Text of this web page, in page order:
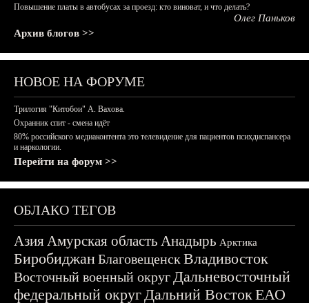
Повышение платы в автобусах за проезд: кто виноват, и что делать?
Олег Паньков
Архив блогов >>
НОВОЕ НА ФОРУМЕ
Трилогия "Китобои" А. Вахова.
Охранник спит - смена идёт
80% российского медиаконтента это телевидение для пациентов психдиспансера
и наркологии.
Перейти на форум >>
ОБЛАКО ТЕГОВ
АзияАмурская область Анадырь Арктика
БиробиджанБлаговещенскВладивосток
Восточный военный округДальневосточный
федеральный округДальний ВостокЕАО